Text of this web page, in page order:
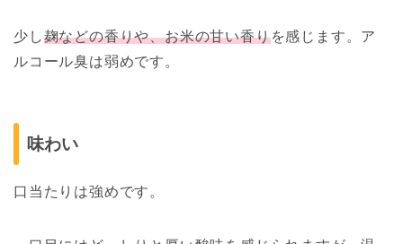
少し麹などの香りや、お米の甘い香りを感じます。ア
ルコール臭は弱めです。
味わい
口当たりは強めです。